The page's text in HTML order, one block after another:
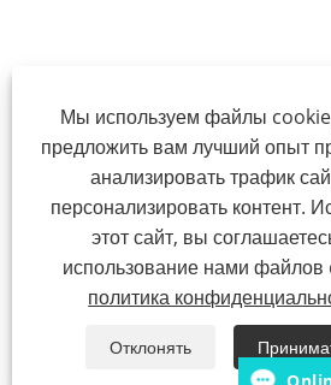
Мы используем файлы
предложить вам лучший опыт
анализировать трафик
персонализировать контент.
этот сайт, вы
использование нами файлов
политика
Отклонять